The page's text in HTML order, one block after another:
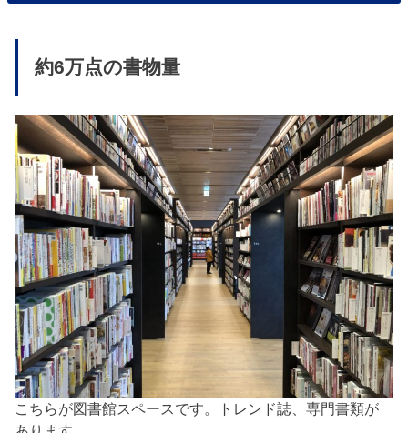
約6万点の書物量
こちらが図書館スペースです。トレンド誌、専門書類が